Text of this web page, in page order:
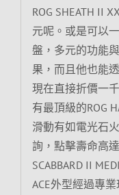
ROG SHEATH II
元呢。或是可以
盤，多元的功能
果，而且他也能
現在直接折價一
有最頂級的ROG
滑動有如電光石
詢，點擊壽命高
SCABBARD II
ACE外型經過專